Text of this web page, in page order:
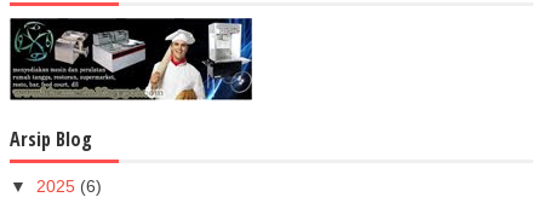
Arsip Blog
▼ 2025 (6)